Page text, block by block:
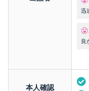
迅
良
本人確認